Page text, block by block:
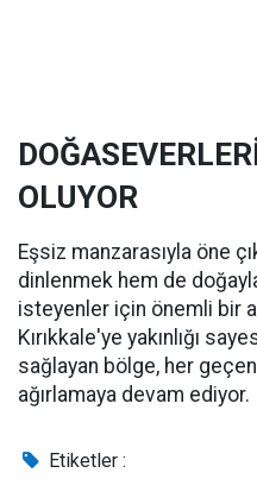
OLUYOR
Eşsiz manzarasıyla öne
dinlenmek hem de
isteyenler için önemli bir
Kırıkkale'ye yakınlığı
sağlayan bölge, her
ağırlamaya devam ediyor.
Etiketler :